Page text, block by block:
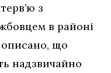
з
в районі
описано, що
надзвичайно